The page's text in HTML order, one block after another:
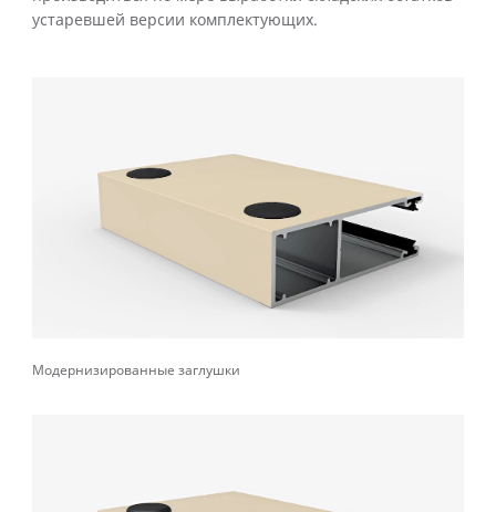
устаревшей версии комплектующих.
Модернизированные заглушки